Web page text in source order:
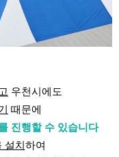
우천시에도
때문에
진행할 수 있습니다
설치 하여